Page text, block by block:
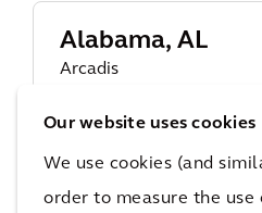
Our website uses cookies
We use cookies (and
order to measure the use
Alabama, AL
Arcadis
Suite 3600,
36602